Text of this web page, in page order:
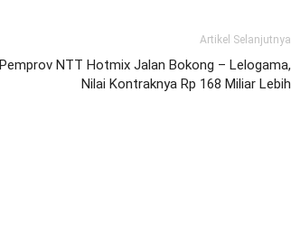
Artikel Selanjutnya
Pemprov NTT Hotmix Jalan Bokong – Lelogama,
Nilai Kontraknya Rp 168 Miliar Lebih